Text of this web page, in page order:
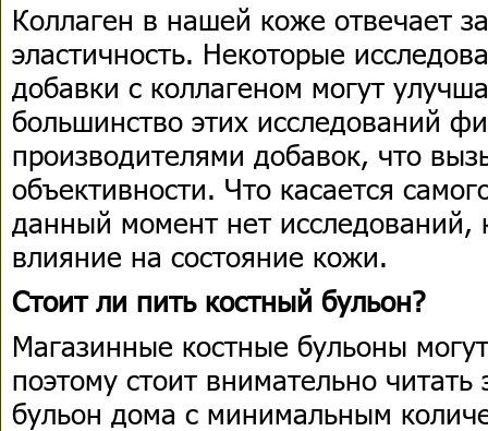
Коллаген в нашей коже отвечает
эластичность. Некоторые
добавки с коллагеном могут
большинство этих исследований
производителями добавок, что
объективности. Что касается
данный момент нет исследований,
влияние на состояние кожи.
Стоит ли пить костный бульон?
Магазинные костные бульоны
поэтому стоит внимательно читать
бульон дома с минимальным